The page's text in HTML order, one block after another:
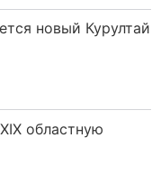
новый Курултай
областную